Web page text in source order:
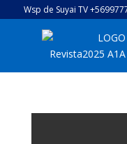
Wsp de Suyai TV